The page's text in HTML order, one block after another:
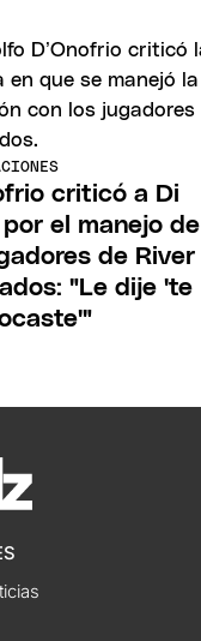
criticó a Di
el manejo de
de River
"Le dije 'te